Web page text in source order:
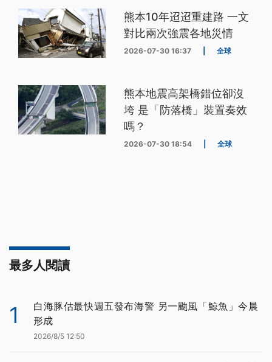
熊本10年迢迢重建路 一文
對比兩次強震各地災情
2026-07-30 16:37 全球
熊本地震高架橋錯位卻沒
垮 是「防落橋」裝置奏效
嗎？
2026-07-30 18:54 全球
最多人閱讀
1
白海豚估最快週五發布海警 另一颱風「鯨魚」今晨
形成
2026/8/5 12:50